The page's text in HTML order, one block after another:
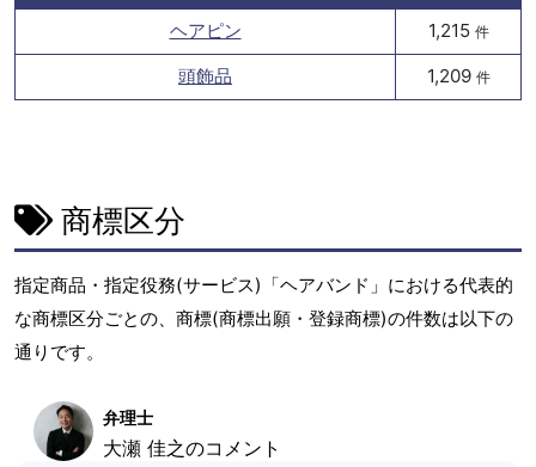
ヘアピン 1,215 件
頭飾品 1,209 件
商標区分
指定商品・指定役務(サービス)「ヘアバンド」における代表的
な商標区分ごとの、商標(商標出願・登録商標)の件数は以下の
通りです。
弁理士
大瀬 佳之のコメント